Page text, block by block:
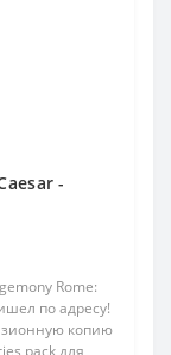
-
Rome:
по адресу!
копию
pack для